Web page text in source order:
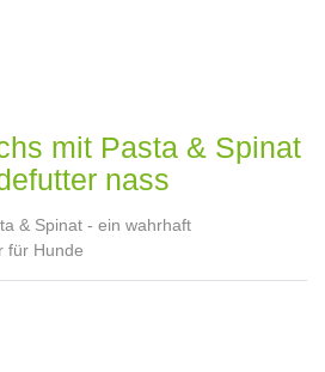
mit Pasta & Spinat
nass
& Spinat - ein wahrhaft
für Hunde